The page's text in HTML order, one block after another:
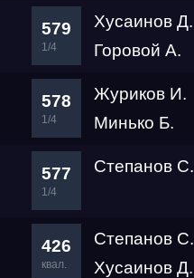
579
1/4
Хусаинов Д.
Горовой А.
578
1/4
Журиков И.
Минько Б.
577
1/4
Степанов С.
426
квал.
Степанов С.
Хусаинов Д.